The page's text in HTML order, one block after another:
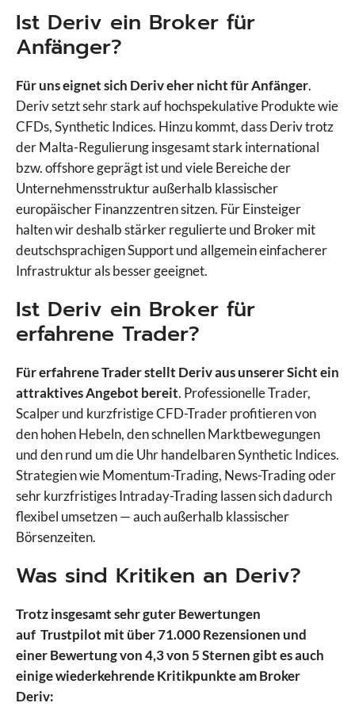
Ist Deriv ein Broker für
Anfänger?
Für uns eignet sich Deriv eher nicht für Anfänger.
Deriv setzt sehr stark auf hochspekulative Produkte wie
CFDs, Synthetic Indices. Hinzu kommt, dass Deriv trotz
der Malta-Regulierung insgesamt stark international
bzw. offshore geprägt ist und viele Bereiche der
Unternehmensstruktur außerhalb klassischer
europäischer Finanzzentren sitzen. Für Einsteiger
halten wir deshalb stärker regulierte und Broker mit
deutschsprachigen Support und allgemein einfacherer
Infrastruktur als besser geeignet.
Ist Deriv ein Broker für
erfahrene Trader?
Für erfahrene Trader stellt Deriv aus unserer Sicht ein
attraktives Angebot bereit. Professionelle Trader,
Scalper und kurzfristige CFD-Trader profitieren von
den hohen Hebeln, den schnellen Marktbewegungen
und den rund um die Uhr handelbaren Synthetic Indices.
Strategien wie Momentum-Trading, News-Trading oder
sehr kurzfristiges Intraday-Trading lassen sich dadurch
flexibel umsetzen — auch außerhalb klassischer
Börsenzeiten.
Was sind Kritiken an Deriv?
Trotz insgesamt sehr guter Bewertungen
auf Trustpilot mit über 71.000 Rezensionen und
einer Bewertung von 4,3 von 5 Sternen gibt es auch
einige wiederkehrende Kritikpunkte am Broker
Deriv: